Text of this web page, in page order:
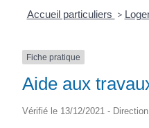
Accueil particuliers >
Fiche pratique
Aide aux
Vérifié le 13/12/2021 -